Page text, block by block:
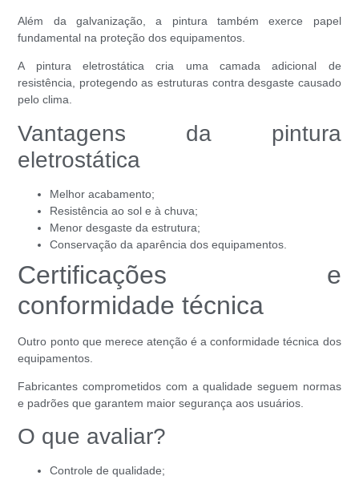
Além da galvanização, a pintura também exerce papel
fundamental na proteção dos equipamentos.
A pintura eletrostática cria uma camada adicional de
resistência, protegendo as estruturas contra desgaste causado
pelo clima.
Vantagens da pintura
eletrostática
Melhor acabamento;
Resistência ao sol e à chuva;
Menor desgaste da estrutura;
Conservação da aparência dos equipamentos.
Certificações e
conformidade técnica
Outro ponto que merece atenção é a conformidade técnica dos
equipamentos.
Fabricantes comprometidos com a qualidade seguem normas
e padrões que garantem maior segurança aos usuários.
O que avaliar?
Controle de qualidade;